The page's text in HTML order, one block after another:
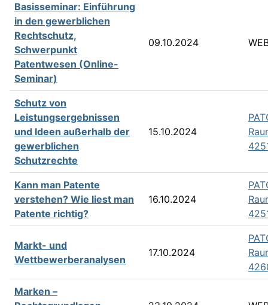
Basisseminar: Einführung
in den gewerblichen
Rechtschutz,
Schwerpunkt
Patentwesen (Online-
Seminar)
09.10.2024
Schutz von
Leistungsergebnissen
und Ideen außerhalb der
gewerblichen
Schutzrechte
15.10.2024
Kann man Patente
verstehen? Wie liest man
Patente richtig?
16.10.2024
Markt- und
Wettbewerberanalysen
17.10.2024
Marken –